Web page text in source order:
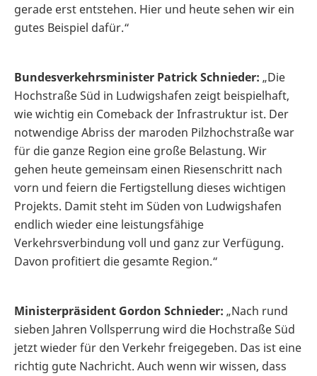
gerade erst entstehen. Hier und heute sehen wir ein
gutes Beispiel dafür.“
Bundesverkehrsminister Patrick Schnieder: „Die
Hochstraße Süd in Ludwigshafen zeigt beispielhaft,
wie wichtig ein Comeback der Infrastruktur ist. Der
notwendige Abriss der maroden Pilzhochstraße war
für die ganze Region eine große Belastung. Wir
gehen heute gemeinsam einen Riesenschritt nach
vorn und feiern die Fertigstellung dieses wichtigen
Projekts. Damit steht im Süden von Ludwigshafen
endlich wieder eine leistungsfähige
Verkehrsverbindung voll und ganz zur Verfügung.
Davon profitiert die gesamte Region.“
Ministerpräsident Gordon Schnieder: „Nach rund
sieben Jahren Vollsperrung wird die Hochstraße Süd
jetzt wieder für den Verkehr freigegeben. Das ist eine
richtig gute Nachricht. Auch wenn wir wissen, dass